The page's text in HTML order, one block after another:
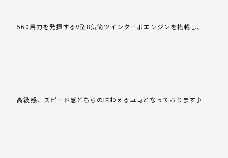
560馬力を発揮するV型8気筒ツインターボエンジンを搭載し、
高級感、スピード感どちらの味わえる車両となっております♪